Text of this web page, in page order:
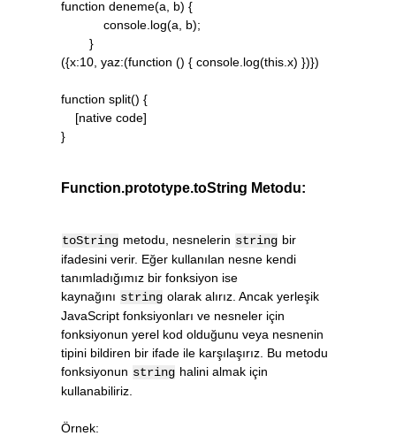
function deneme(a, b) {
console.log(a, b);
}
({x:10, yaz:(function () { console.log(this.x) })})
function split() {
[native code]
}
Function.prototype.toString Metodu:
toString metodu, nesnelerin string bir
ifadesini verir. Eğer kullanılan nesne kendi
tanımladığımız bir fonksiyon ise
kaynağını string olarak alırız. Ancak yerleşik
JavaScript fonksiyonları ve nesneler için
fonksiyonun yerel kod olduğunu veya nesnenin
tipini bildiren bir ifade ile karşılaşırız. Bu metodu
fonksiyonun string halini almak için
kullanabiliriz.
Örnek: